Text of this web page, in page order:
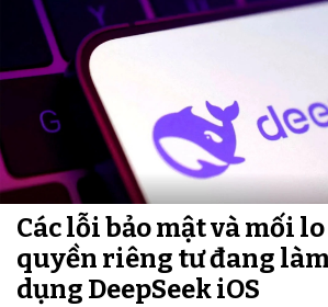
Các lỗi bảo mật và mối
quyền riêng tư đang
dụng DeepSeek iOS